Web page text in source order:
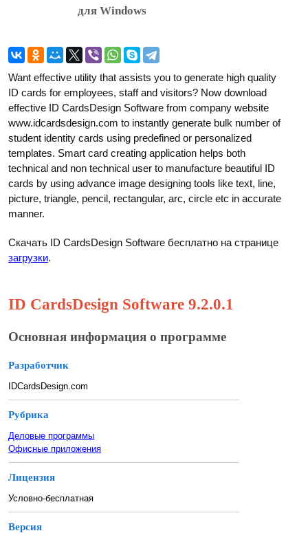
для Windows
Want effective utility that assists you to generate high quality
ID cards for employees, staff and visitors? Now download
effective ID CardsDesign Software from company website
www.idcardsdesign.com to instantly generate bulk number of
student identity cards using predefined or personalized
templates. Smart card creating application helps both
technical and non technical user to manufacture beautiful ID
cards by using advance image designing tools like text, line,
picture, triangle, pencil, rectangular, arc, circle etc in accurate
manner.
Скачать ID CardsDesign Software бесплатно на странице
загрузки.
ID CardsDesign Software 9.2.0.1
Основная информация о программе
Разработчик
IDCardsDesign.com
Рубрика
Деловые программы
Офисные приложения
Лицензия
Условно-бесплатная
Версия